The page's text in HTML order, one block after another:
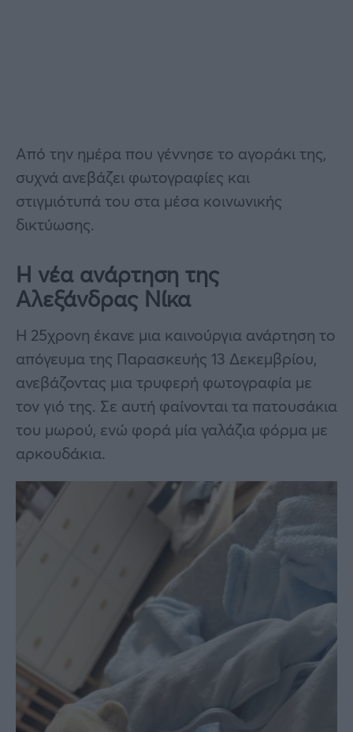
Από την ημέρα που γέννησε το αγοράκι της,
συχνά ανεβάζει φωτογραφίες και
στιγμιότυπά του στα μέσα κοινωνικής
δικτύωσης.
Η νέα ανάρτηση της
Αλεξάνδρας Νίκα
Η 25χρονη έκανε μια καινούργια ανάρτηση το
απόγευμα της Παρασκευής 13 Δεκεμβρίου,
ανεβάζοντας μια τρυφερή φωτογραφία με
τον γιό της. Σε αυτή φαίνονται τα πατουσάκια
του μωρού, ενώ φορά μία γαλάζια φόρμα με
αρκουδάκια.